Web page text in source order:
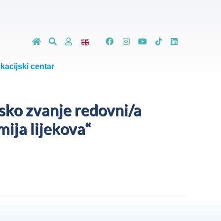
centar
zvanje redovni/a
lijekova“